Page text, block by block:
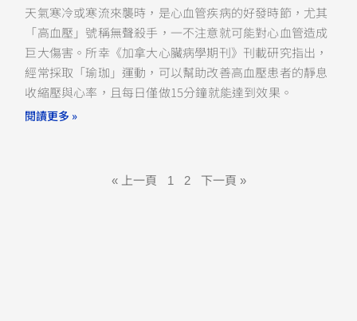
天氣寒冷或寒流來襲時，是心血管疾病的好發時節，尤其
「高血壓」號稱無聲殺手，一不注意就可能對心血管造成
巨大傷害。所幸《加拿大心臟病學期刊》刊載研究指出，
經常採取「瑜珈」運動，可以幫助改善高血壓患者的靜息
收縮壓與心率，且每日僅做15分鐘就能達到效果。
閱讀更多 »
« 上一頁 1 2 下一頁 »